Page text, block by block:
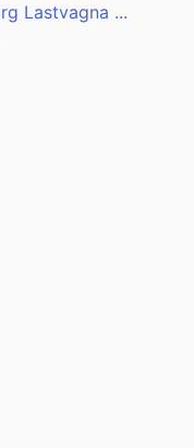
Lastvagna ...